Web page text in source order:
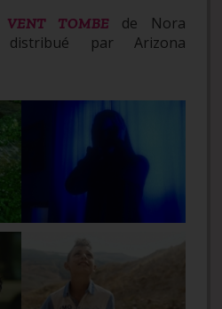
TOMBE
de Nora
distribué par Arizona